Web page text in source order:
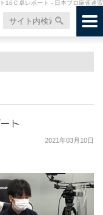
16Ｃ卓レポート - 日本プロ麻雀連盟
ト
2021年03月10日